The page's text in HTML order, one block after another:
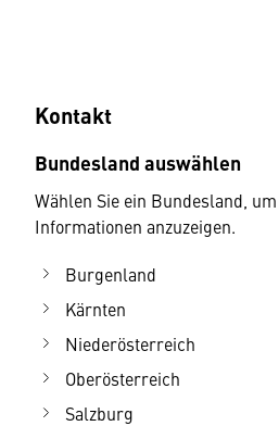
Kontakt
Bundesland auswählen
Wählen Sie ein Bundesland,
Informationen anzuzeigen.
Burgenland
Kärnten
Niederösterreich
Oberösterreich
Salzburg